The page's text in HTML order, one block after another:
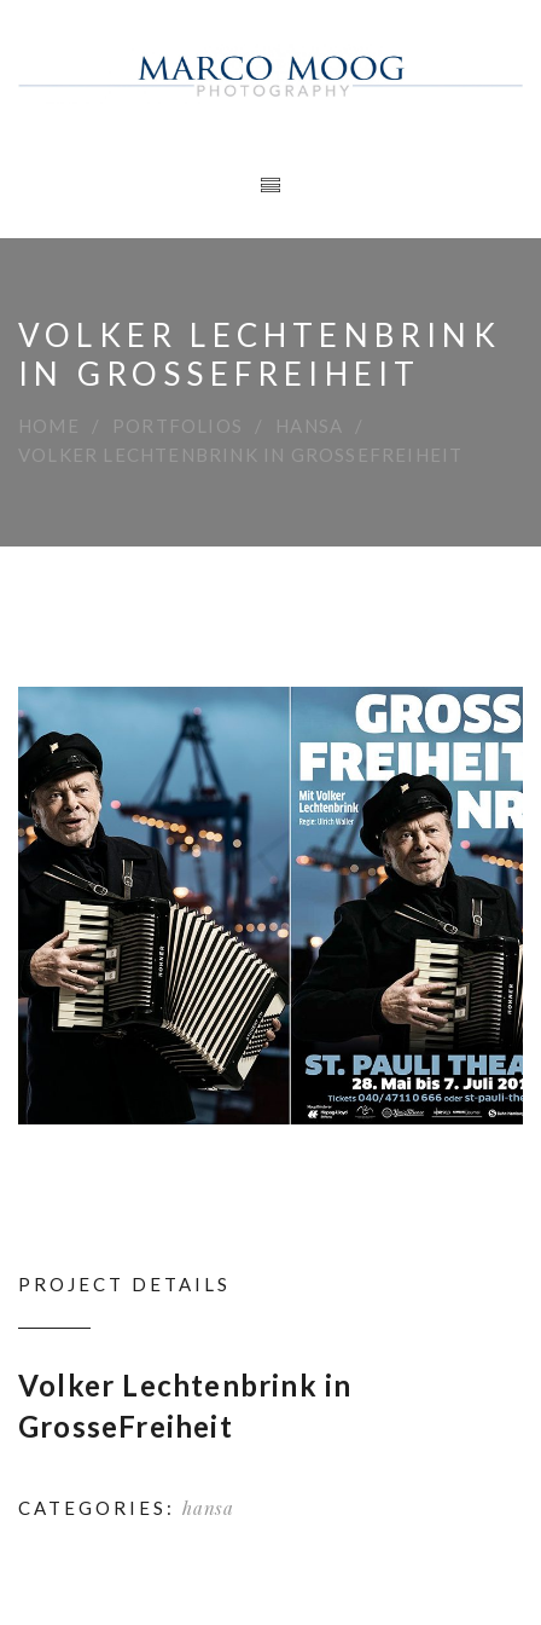
VOLKER LECHTENBRINK
IN GROSSEFREIHEIT
HOME PORTFOLIOS
HANSA
VOLKER LECHTENBRINK IN GROSSEFREIHEIT
PROJECT DETAILS
Volker Lechtenbrink in
GrosseFreiheit
CATEGORIES: hansa